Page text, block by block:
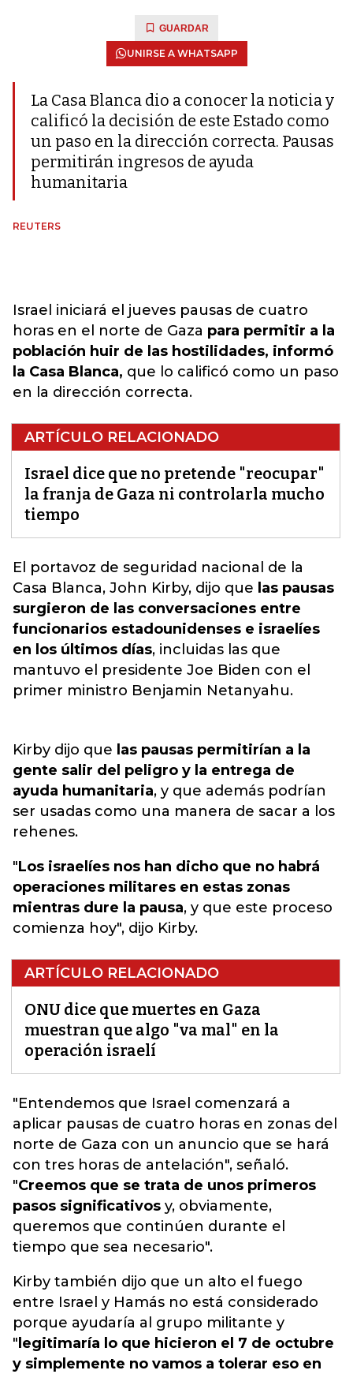
GUARDAR
UNIRSE A WHATSAPP
La Casa Blanca dio a conocer la noticia y
calificó la decisión de este Estado como
un paso en la dirección correcta. Pausas
permitirán ingresos de ayuda
humanitaria
REUTERS
Israel iniciará el jueves pausas de cuatro
horas en el norte de Gaza para permitir a la
población huir de las hostilidades, informó
la Casa Blanca, que lo calificó como un paso
en la dirección correcta.
ARTÍCULO RELACIONADO
Israel dice que no pretende "reocupar"
la franja de Gaza ni controlarla mucho
tiempo
El portavoz de seguridad nacional de la
Casa Blanca, John Kirby, dijo que las pausas
surgieron de las conversaciones entre
funcionarios estadounidenses e israelíes
en los últimos días, incluidas las que
mantuvo el presidente Joe Biden con el
primer ministro Benjamin Netanyahu.
Kirby dijo que las pausas permitirían a la
gente salir del peligro y la entrega de
ayuda humanitaria, y que además podrían
ser usadas como una manera de sacar a los
rehenes.
"Los israelíes nos han dicho que no habrá
operaciones militares en estas zonas
mientras dure la pausa, y que este proceso
comienza hoy", dijo Kirby.
ARTÍCULO RELACIONADO
ONU dice que muertes en Gaza
muestran que algo "va mal" en la
operación israelí
"Entendemos que Israel comenzará a
aplicar pausas de cuatro horas en zonas del
norte de Gaza con un anuncio que se hará
con tres horas de antelación", señaló.
"Creemos que se trata de unos primeros
pasos significativos y, obviamente,
queremos que continúen durante el
tiempo que sea necesario".
Kirby también dijo que un alto el fuego
entre Israel y Hamás no está considerado
porque ayudaría al grupo militante y
" legitimaría lo que hicieron el 7 de octubre
y simplemente no vamos a tolerar eso en